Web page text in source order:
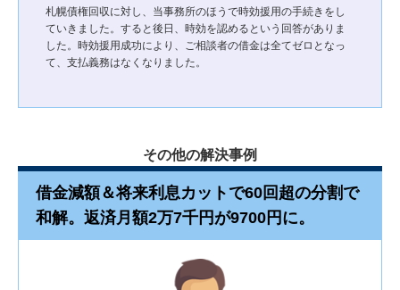
札幌債権回収に対し、当事務所のほうで時効援用の手続きをし
ていきました。すると後日、時効を認めるという回答がありま
した。時効援用成功により、ご相談者の借金は全てゼロとなっ
て、支払義務はなくなりました。
その他の解決事例
借金減額＆将来利息カットで60回超の分割で
和解。返済月額2万7千円が9700円に。